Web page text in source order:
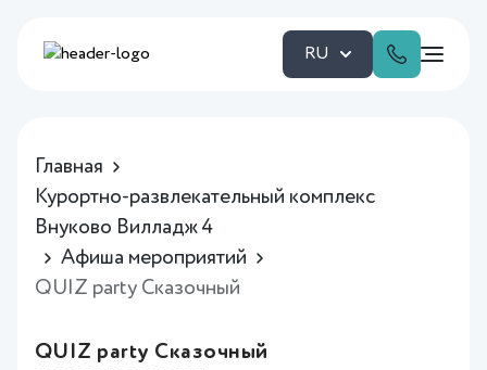
RU
Главная
Курортно-развлекательный комплекс
Внуково Вилладж 4
Афиша мероприятий
QUIZ party Сказочный
QUIZ party Сказочный